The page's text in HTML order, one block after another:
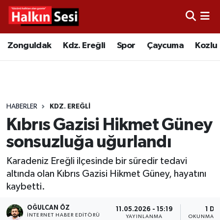
Zonguldak Kdz. Ereğli Spor Çaycuma Kozlu
HABERLER KDZ. EREĞLI
Kıbrıs Gazisi Hikmet Güney
sonsuzluğa uğurlandı
Karadeniz Ereğli ilçesinde bir süredir tedavi
altında olan Kıbrıs Gazisi Hikmet Güney, hayatını
kaybetti.
OĞULCAN ÖZ
İNTERNET HABER EDITÖRÜ
11.05.2026 - 15:19
YAYINLANMA
1 DK
OKUNMA
Video
Çaycuma
Alaplı
Asayiş
Bartın
Karabük
Merkez Hava Durumu
Tüm Manşetler
Son Dakika Haberleri
Haber Arşivi